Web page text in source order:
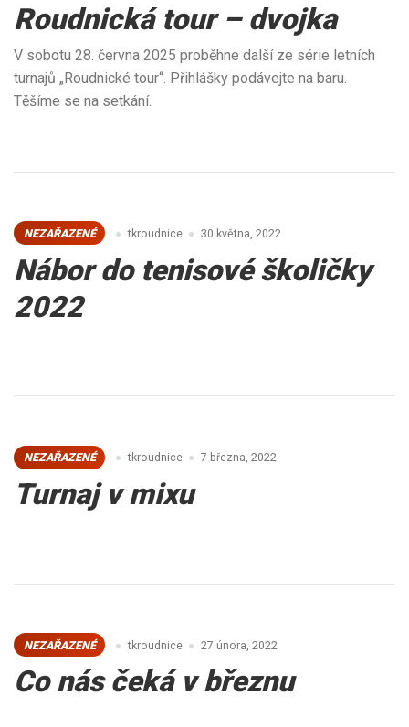
Roudnická tour – dvojka
V sobotu 28. června 2025 proběhne další ze série letních
turnajů „Roudnické tour“. Přihlášky podávejte na baru.
Těšíme se na setkání.
NEZAŘAZENÉ tkroudnice 30 května, 2022
Nábor do tenisové školičky
2022
NEZAŘAZENÉ tkroudnice 7 března, 2022
Turnaj v mixu
NEZAŘAZENÉ tkroudnice 27 února, 2022
Co nás čeká v březnu